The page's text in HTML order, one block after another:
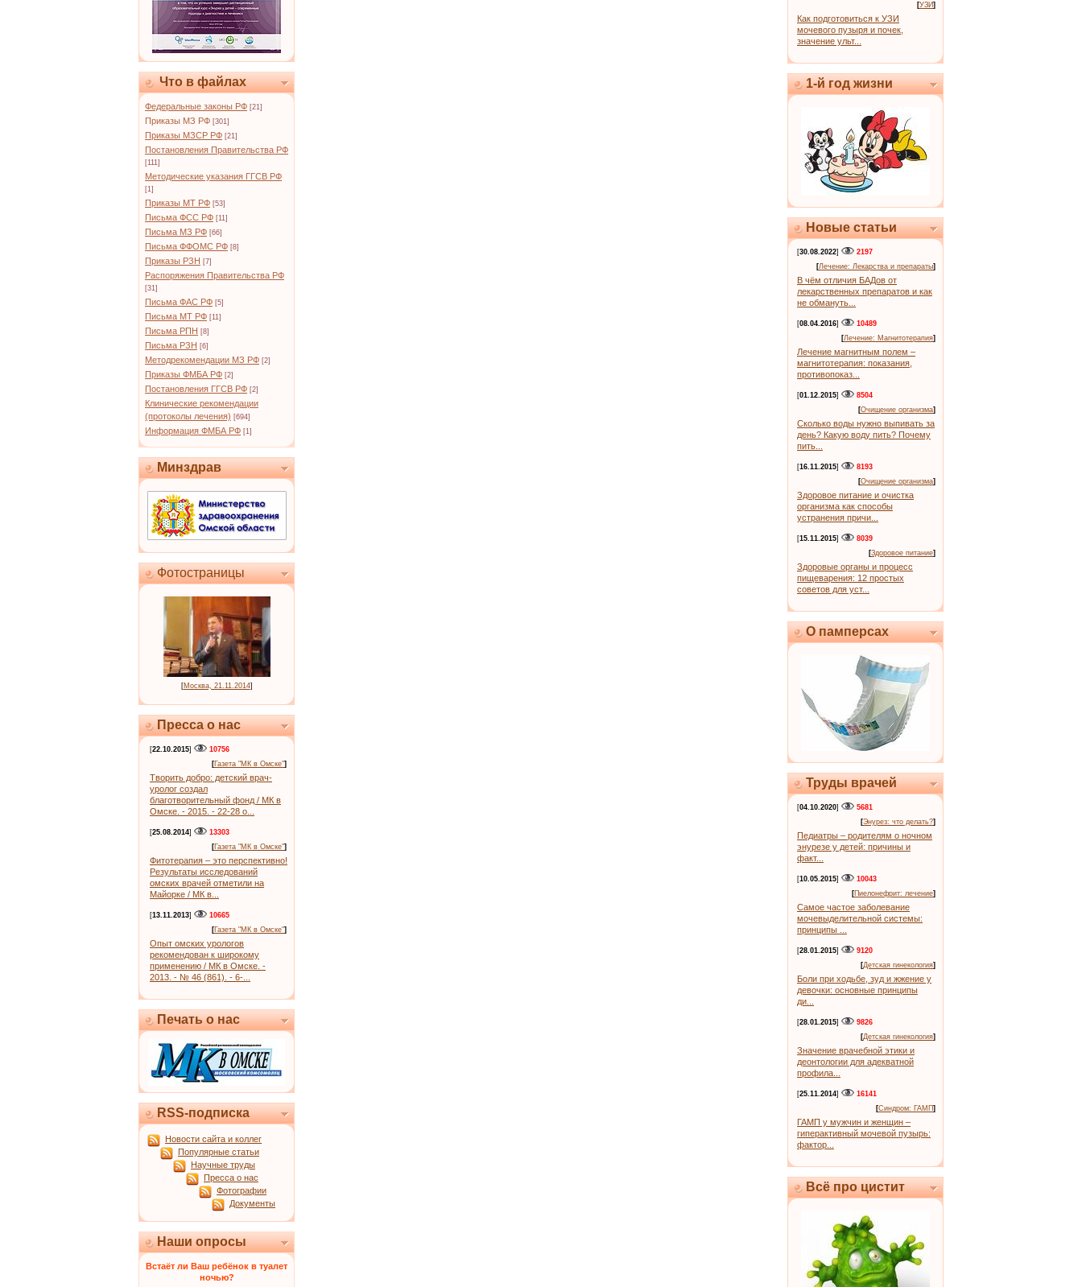
Что в файлах
Федеральные законы РФ [21]
Приказы МЗ РФ [301]
Приказы МЗСР РФ [21]
Постановления Правительства РФ
[111]
Методические указания ГГСВ РФ
[1]
Приказы МТ РФ [53]
Письма ФСС РФ [11]
Письма МЗ РФ [66]
Письма ФФОМС РФ [8]
Приказы РЗН [7]
Распоряжения Правительства РФ
[31]
Письма ФАС РФ [5]
Письма МТ РФ [11]
Письма РПН [8]
Письма РЗН [6]
Методрекомендации МЗ РФ [2]
Приказы ФМБА РФ [2]
Постановления ГГСВ РФ [2]
Клинические рекомендации
(протоколы лечения) [694]
Информация ФМБА РФ [1]
Минздрав
Фотостраницы
[Москва, 21.11.2014]
Пресса о нас
[22.10.2015]
10756
[Газета "МК в Омске"]
Творить добро: детский врач-
уролог создал
благотворительный фонд / МК в
Омске. - 2015. - 22-28 о...
[25.08.2014]
13303
[Газета "МК в Омске"]
Фитотерапия – это перспективно!
Результаты исследований
омских врачей отметили на
Майорке / МК в...
[13.11.2013]
10665
[Газета "МК в Омске"]
Опыт омских урологов
рекомендован к широкому
применению / МК в Омске. -
2013. - № 46 (861). - 6-...
Печать о нас
RSS-подписка
Новости сайта и коллег
Популярные статьи
Научные труды
Пресса о нас
Фотографии
Документы
Наши опросы
Встаёт ли Ваш ребёнок в туалет
ночью?
[УЗИ]
Как подготовиться к УЗИ
мочевого пузыря и почек,
значение ульт...
1-й год жизни
Новые статьи
[30.08.2022]
2197
[Лечение: Лекарства и препараты]
В чём отличия БАДов от
лекарственных препаратов и как
не обмануть...
[08.04.2016]
10489
[Лечение: Магнитотерапия]
Лечение магнитным полем –
магнитотерапия: показания,
противопоказ...
[01.12.2015]
8504
[Очищение организма]
Сколько воды нужно выпивать за
день? Какую воду пить? Почему
пить...
[16.11.2015]
8193
[Очищение организма]
Здоровое питание и очистка
организма как способы
устранения причи...
[15.11.2015]
8039
[Здоровое питание]
Здоровые органы и процесс
пищеварения: 12 простых
советов для уст...
О памперсах
Труды врачей
[04.10.2020]
5681
[Энурез: что делать?]
Педиатры – родителям о ночном
энурезе у детей: причины и
факт...
[10.05.2015]
10043
[Пиелонефрит: лечение]
Самое частое заболевание
мочевыделительной системы:
принципы ...
[28.01.2015]
9120
[Детская гинекология]
Боли при ходьбе, зуд и жжение у
девочки: основные принципы
ди...
[28.01.2015]
9826
[Детская гинекология]
Значение врачебной этики и
деонтологии для адекватной
профила...
[25.11.2014]
16141
[Синдром: ГАМП]
ГАМП у мужчин и женщин –
гиперактивный мочевой пузырь:
фактор...
Всё про цистит